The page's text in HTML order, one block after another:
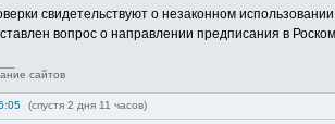
свидетельствуют о незаконном
вопрос о направлении предписания в
сайтов
(спустя 2 дня 11 часов)